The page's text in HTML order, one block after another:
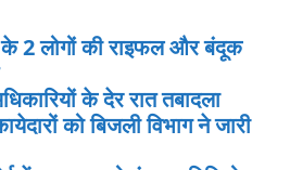
के 2 लोगों की राइफल और बंदूक
के देर रात तबादला
को बिजली विभाग ने जारी